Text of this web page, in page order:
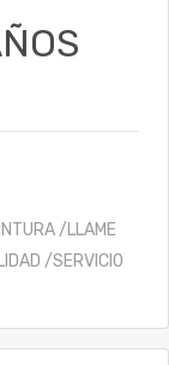
/LLAME
/SERVICIO